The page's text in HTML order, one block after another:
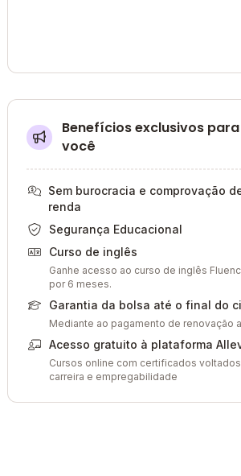
Benefícios exclusivos para
você
Sem burocracia e comprovação
renda
Segurança Educacional
Curso de inglês
Ganhe acesso ao curso de inglês
por 6 meses.
Garantia da bolsa até o final do
Mediante ao pagamento de renovação
Acesso gratuito à plataforma
Cursos online com certificados
carreira e empregabilidade